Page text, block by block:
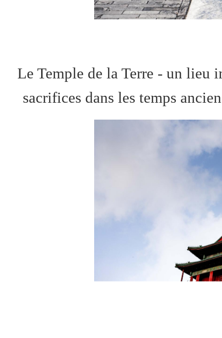
Le Temple de la Terre - un lieu
sacrifices dans les temps